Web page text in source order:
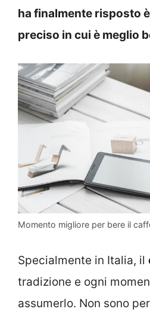
ha finalmente risposto
preciso in cui è meglio
Momento migliore per bere il
Specialmente in Italia, il
tradizione e ogni
assumerlo. Non sono